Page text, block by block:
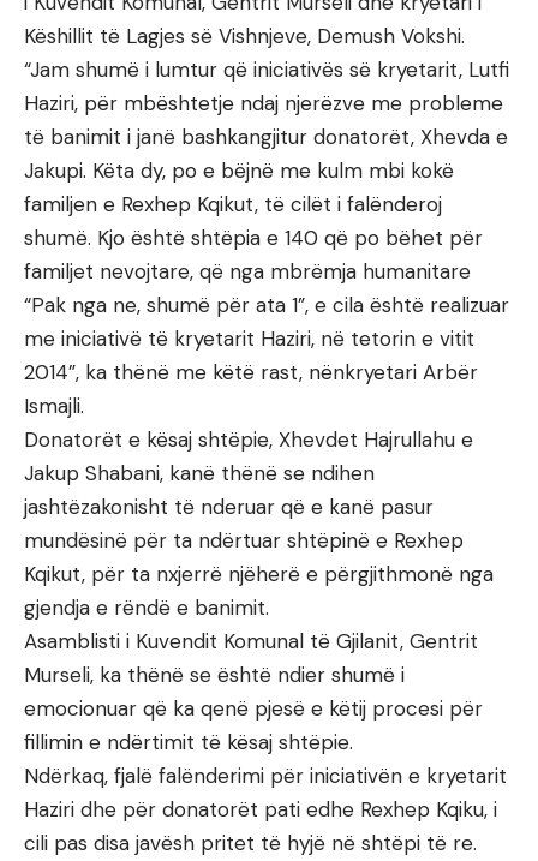
Këshillit të Lagjes së Vishnjeve, Demush Vokshi.
“Jam shumë i lumtur që iniciativës së kryetarit, Lutfi
Haziri, për mbështetje ndaj njerëzve me probleme
të banimit i janë bashkangjitur donatorët, Xhevda e
Jakupi. Këta dy, po e bëjnë me kulm mbi kokë
familjen e Rexhep Kqikut, të cilët i falënderoj
shumë. Kjo është shtëpia e 140 që po bëhet për
familjet nevojtare, që nga mbrëmja humanitare
“Pak nga ne, shumë për ata 1”, e cila është realizuar
me iniciativë të kryetarit Haziri, në tetorin e vitit
2014”, ka thënë me këtë rast, nënkryetari Arbër
Ismajli.
Donatorët e kësaj shtëpie, Xhevdet Hajrullahu e
Jakup Shabani, kanë thënë se ndihen
jashtëzakonisht të nderuar që e kanë pasur
mundësinë për ta ndërtuar shtëpinë e Rexhep
Kqikut, për ta nxjerrë njëherë e përgjithmonë nga
gjendja e rëndë e banimit.
Asamblisti i Kuvendit Komunal të Gjilanit, Gentrit
Murseli, ka thënë se është ndier shumë i
emocionuar që ka qenë pjesë e këtij procesi për
fillimin e ndërtimit të kësaj shtëpie.
Ndërkaq, fjalë falënderimi për iniciativën e kryetarit
Haziri dhe për donatorët pati edhe Rexhep Kqiku, i
cili pas disa javësh pritet të hyjë në shtëpi të re.